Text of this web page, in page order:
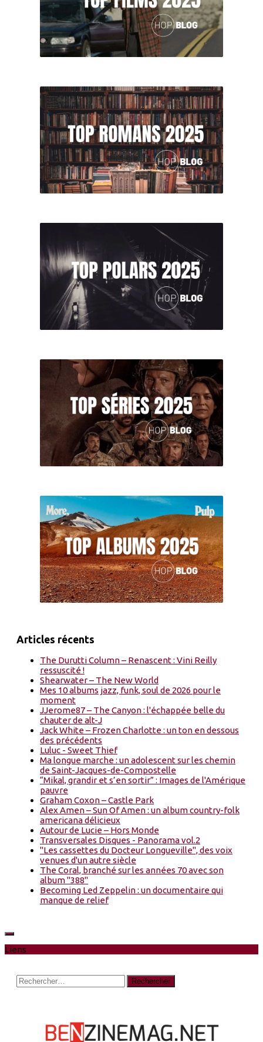
Articles récents
The Durutti Column – Renascent : Vini Reilly
ressuscité !
Shearwater – The New World
Mes 10 albums jazz, funk, soul de 2026 pour le
moment
JJerome87 – The Canyon : l'échappée belle du
chauter de alt-J
Jack White – Frozen Charlotte : un ton en dessous
des précédents
Luluc - Sweet Thief
Ma longue marche : un adolescent sur les chemin
de Saint-Jacques-de-Compostelle
“Mikal, grandir et s’en sortir” : Images de l'Amérique
pauvre
Graham Coxon – Castle Park
Alex Amen – Sun Of Amen : un album country-folk
americana délicieux
Autour de Lucie – Hors Monde
Transversales Disques - Panorama vol.2
"Les cassettes du Docteur Longueville", des voix
venues d'un autre siècle
The Coral, branché sur les années 70 avec son
album "388"
Becoming Led Zeppelin : un documentaire qui
manque de relief
Liens
Rechercher :